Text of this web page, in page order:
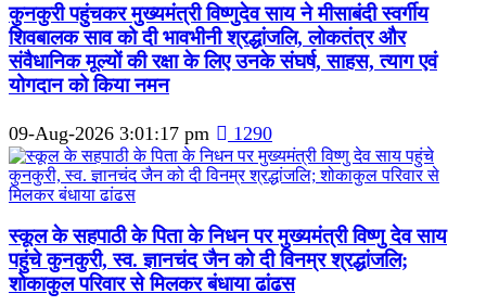
कुनकुरी पहुंचकर मुख्यमंत्री विष्णुदेव साय ने मीसाबंदी स्वर्गीय
शिवबालक साव को दी भावभीनी श्रद्धांजलि, लोकतंत्र और
संवैधानिक मूल्यों की रक्षा के लिए उनके संघर्ष, साहस, त्याग एवं
योगदान को किया नमन
09-Aug-2026 3:01:17 pm 1290
स्कूल के सहपाठी के पिता के निधन पर मुख्यमंत्री विष्णु देव साय
पहुंचे कुनकुरी, स्व. ज्ञानचंद जैन को दी विनम्र श्रद्धांजलि;
शोकाकुल परिवार से मिलकर बंधाया ढांढस